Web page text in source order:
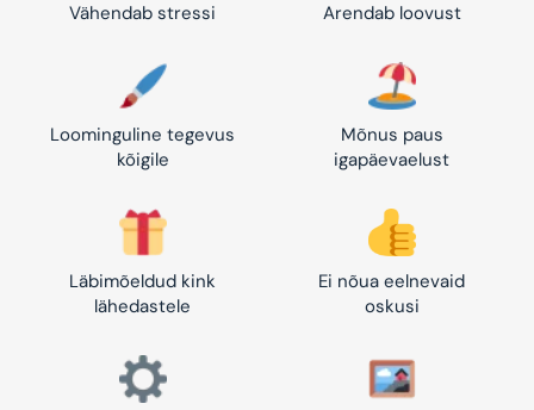
Vähendab stressi Arendab loovust
Loominguline tegevus
kõigile
Mõnus paus
igapäevaelust
Läbimõeldud kink
lähedastele
Ei nõua eelnevaid
oskusi